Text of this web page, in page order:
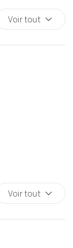
Voir tout
Voir tout